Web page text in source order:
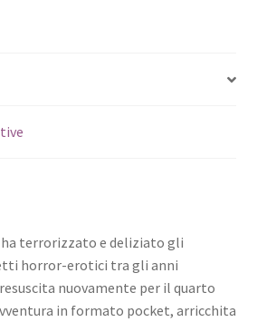
ha terrorizzato e deliziato gli
horror-erotici tra gli anni
nuovamente per il quarto
in formato pocket, arricchita